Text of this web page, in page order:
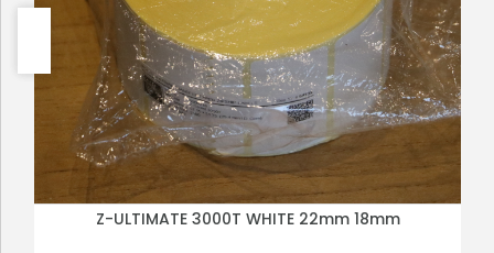
Z-ULTIMATE 3000T WHITE 22mm 18mm